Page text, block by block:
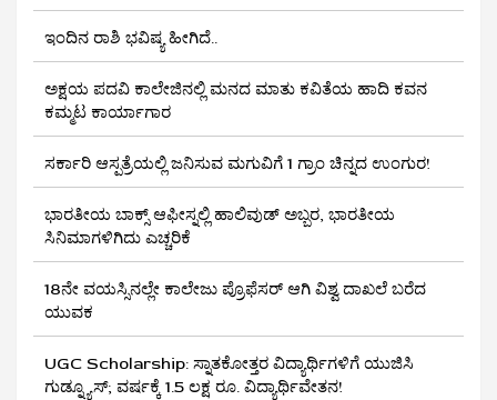
ಇಂದಿನ ರಾಶಿ ಭವಿಷ್ಯ ಹೀಗಿದೆ..
ಅಕ್ಷಯ ಪದವಿ ಕಾಲೇಜಿನಲ್ಲಿ ಮನದ ಮಾತು ಕವಿತೆಯ ಹಾದಿ ಕವನ
ಕಮ್ಮಟ ಕಾರ್ಯಾಗಾರ
ಸರ್ಕಾರಿ ಆಸ್ಪತ್ರೆಯಲ್ಲಿ ಜನಿಸುವ ಮಗುವಿಗೆ 1 ಗ್ರಾಂ ಚಿನ್ನದ ಉಂಗುರ!
ಭಾರತೀಯ ಬಾಕ್ಸ್ ಆಫೀಸ್ನಲ್ಲಿ ಹಾಲಿವುಡ್ ಅಬ್ಬರ, ಭಾರತೀಯ
ಸಿನಿಮಾಗಳಿಗಿದು ಎಚ್ಚರಿಕೆ
18ನೇ ವಯಸ್ಸಿನಲ್ಲೇ ಕಾಲೇಜು ಪ್ರೊಫೆಸರ್ ಆಗಿ ವಿಶ್ವ ದಾಖಲೆ ಬರೆದ
ಯುವಕ
UGC Scholarship: ಸ್ನಾತಕೋತ್ತರ ವಿದ್ಯಾರ್ಥಿಗಳಿಗೆ ಯುಜಿಸಿ
ಗುಡ್ನ್ಯೂಸ್; ವರ್ಷಕ್ಕೆ 1.5 ಲಕ್ಷ ರೂ. ವಿದ್ಯಾರ್ಥಿವೇತನ!